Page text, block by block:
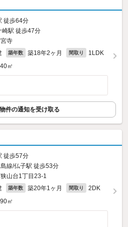
徒歩64分
崎駅 徒歩47分
寺
築年数 築18年2ヶ月 間取り 1LDK
㎡
件の通知を受け取る
徒歩57分
線/仏子駅 徒歩53分
山台1丁目23-1
築年数 築20年1ヶ月 間取り 2DK
㎡